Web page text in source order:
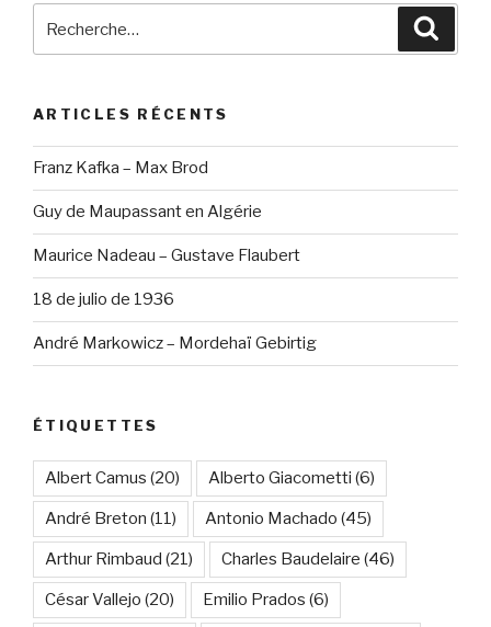
pour
ARTICLES RÉCENTS
Franz Kafka – Max Brod
Guy de Maupassant en Algérie
Maurice Nadeau – Gustave Flaubert
18 de julio de 1936
André Markowicz – Mordehaï Gebirtig
ÉTIQUETTES
Albert Camus (20) Alberto Giacometti (6)
André Breton (11) Antonio Machado (45)
Arthur Rimbaud (21) Charles Baudelaire (46)
César Vallejo (20) Emilio Prados (6)